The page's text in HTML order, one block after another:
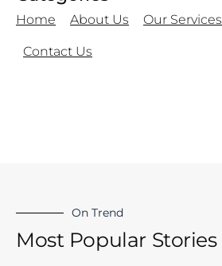
Home About Us Our Services
Contact Us
On Trend
Most Popular Stories